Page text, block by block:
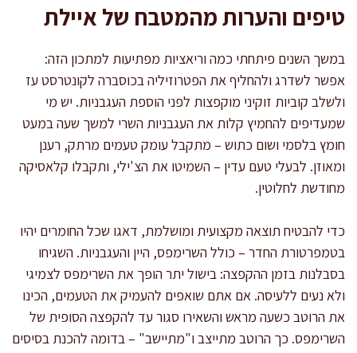
טיפים והערות מהמטבח של איילת
במשך השנים פיתחתי כמה וריאציות מפתיעות למתכון הזה:
אפשר לשדרג ולהחליף את הפטרוזיליה בכוסברה לקונטרסט עז
ולשלב קוביות זוקיני מוקפצות לפני הוספת העגבניות. יש מי
שמעדיפים להחמיץ קלות את העגבניות השרי למשך שעה במעט
חומץ בלסמי ושום כתוש – מתקבל עומק טעמים מרתק, רענן
ומאוזן. לבעלי טעם עדין – השמיטו את הצ'ילי, ותקבלו קלאסיקה
מחודשת לחלוטין.
כדי להבטיח תוצאה מקצועית ומושלמת, דאגו שכל החומרים יהיו
בטמפרטורת החדר – כולל השרימפס, היין והעגבניות. השגיחו
בסבלנות בזמן ההקפצה: בישול יתר הופך את השרימפס לצמיגי
ולא נעים ללעיסה. אם אתם שואפים להעמיק את הטעמים, הכינו
את הרוטב כשעה מראש והשאירו סגור עד להקפצה הסופית של
השרימפס. כך הרוטב מתייצב ו"מתיישב" – בדומה להכנת בסיסים